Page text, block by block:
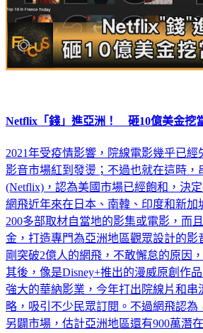
Netflix「錢」進亞洲！ 砸10億美金挖
2021年受疫情影響，院線電影幾乎已
影音市場紅到發燙；不過也就在這時，
(Netflix)，認為美國市場已經飽和，決
網飛近年來在日本、南韓、印度和新加
200多部取材自當地的影集或電影，而
金，打造專門為亞洲地區觀眾設計的影
剛突破2億人的網飛，不敢懈怠的原因
其後，像是Disney+推出的漫威原創作
強大的華納影業，今年打出院線片和串
略，吸引不少民眾訂閱。不過網飛認為
另闢市場，估計亞洲地區還有900萬潛